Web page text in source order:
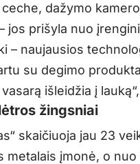
dažymo
jos prišyla nuo
– naujausios
su degimo
išleidžia į
žingsniai
skaičiuoja jau 23
metalais įmonė, o nuo